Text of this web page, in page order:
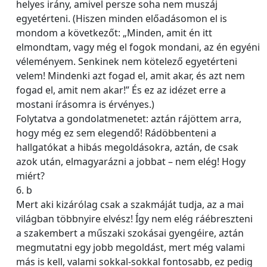
helyes irány, amivel persze soha nem muszáj
egyetérteni. (Hiszen minden előadásomon el is
mondom a következőt: „Minden, amit én itt
elmondtam, vagy még el fogok mondani, az én egyéni
véleményem. Senkinek nem kötelező egyetérteni
velem! Mindenki azt fogad el, amit akar, és azt nem
fogad el, amit nem akar!” És ez az idézet erre a
mostani írásomra is érvényes.)
Folytatva a gondolatmenetet: aztán rájöttem arra,
hogy még ez sem elegendő! Rádöbbenteni a
hallgatókat a hibás megoldásokra, aztán, de csak
azok után, elmagyarázni a jobbat – nem elég! Hogy
miért?
6. b
Mert aki kizárólag csak a szakmáját tudja, az a mai
világban többnyire elvész! Így nem elég ráébreszteni
a szakembert a műszaki szokásai gyengéire, aztán
megmutatni egy jobb megoldást, mert még valami
más is kell, valami sokkal-sokkal fontosabb, ez pedig